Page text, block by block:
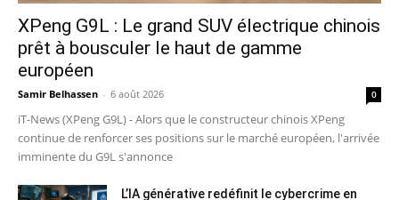
XPeng G9L : Le grand SUV électrique chinois
prêt à bousculer le haut de gamme
européen
Samir Belhassen - 6 août 2026 0
iT-News (XPeng G9L) - Alors que le constructeur chinois XPeng
continue de renforcer ses positions sur le marché européen, l'arrivée
imminente du G9L s'annonce
L’IA générative redéfinit le cybercrime en